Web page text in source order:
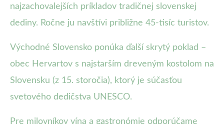
najzachovalejších príkladov tradičnej slovenskej
dediny. Ročne ju navštívi približne 45-tisíc turistov.
Východné Slovensko ponúka ďalší skrytý poklad –
obec Hervartov s najstarším dreveným kostolom na
Slovensku (z 15. storočia), ktorý je súčasťou
svetového dedičstva UNESCO.
Pre milovníkov vína a gastronómie odporúčame